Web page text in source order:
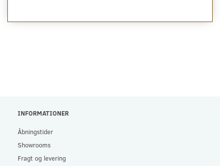
INFORMATIONER
Åbningstider
Showrooms
Fragt og levering